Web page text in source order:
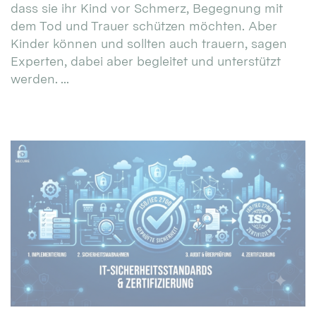
dass sie ihr Kind vor Schmerz, Begegnung mit
dem Tod und Trauer schützen möchten. Aber
Kinder können und sollten auch trauern, sagen
Experten, dabei aber begleitet und unterstützt
werden. ...